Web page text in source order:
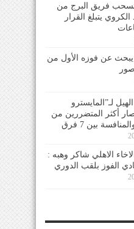
فريق البرج من
الكروي يتبلغ القرار
عن فوزه الأول من
لـ”المايسترو
أكثر المتضررين من
بين 7 فرق
الاهلي شاكر وهبه :
الفوز بلقب الدوري